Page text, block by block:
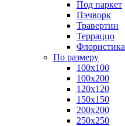
Под паркет
Пэчворк
Травертин
Терраццо
Флористика
По размеру
100х100
100х200
120х120
150х150
200х200
250х250